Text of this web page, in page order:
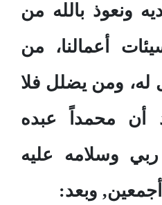
ونعوذ بالله من
أعمالنا، من
له، ومن يضلل فلا
أن محمداً عبده
وسلامه عليه
وبعد: